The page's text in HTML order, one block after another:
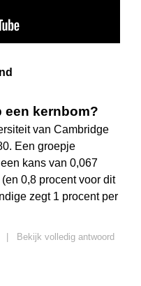
een kernbom?
van Cambridge
Een groepje
kans van 0,067
0,8 procent voor dit
zegt 1 procent per
Bekijk volledig antwoord